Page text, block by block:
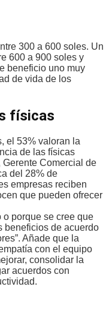
300 a 600 soles. Un
600 a 900 soles y
beneficio uno muy
de vida de los
físicas
el 53% valoran la
de las físicas
Comercial de
del 28% de
empresas reciben
que pueden ofrecer
porque se cree que
beneficios de acuerdo
Añade que la
con el equipo
consolidar la
acuerdos con